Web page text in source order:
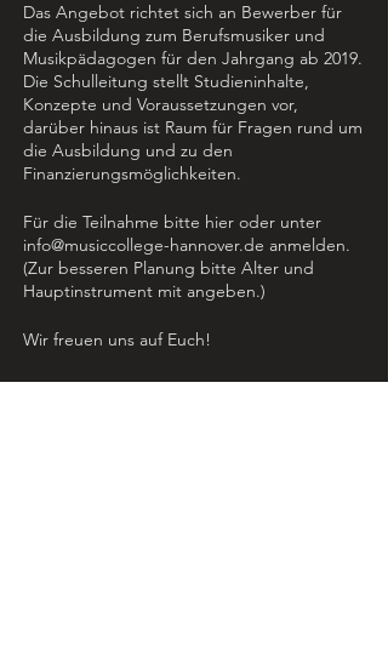
Das Angebot richtet sich an Bewerber für
die Ausbildung zum Berufsmusiker und
Musikpädagogen für den Jahrgang ab 2019.
Die Schulleitung stellt Studieninhalte,
Konzepte und Voraussetzungen vor,
darüber hinaus ist Raum für Fragen rund um
die Ausbildung und zu den
Finanzierungsmöglichkeiten.
Für die Teilnahme bitte hier oder unter
info@musiccollege-hannover.de anmelden.
(Zur besseren Planung bitte Alter und
Hauptinstrument mit angeben.)
Wir freuen uns auf Euch!